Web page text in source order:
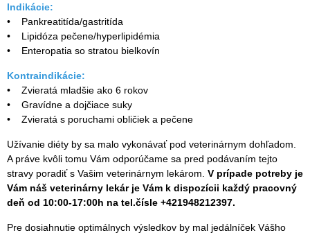
Indikácie:
• Pankreatitída/gastritída
• Lipidóza pečene/hyperlipidémia
• Enteropatia so stratou bielkovín
Kontraindikácie:
• Zvieratá mladšie ako 6 rokov
• Gravídne a dojčiace suky
• Zvieratá s poruchami obličiek a pečene
Užívanie diéty by sa malo vykonávať pod veterinárnym dohľadom.
A práve kvôli tomu Vám odporúčame sa pred podávaním tejto
stravy poradiť s Vašim veterinárnym lekárom. V prípade potreby je
Vám náš veterinárny lekár je Vám k dispozícii každý pracovný
deň od 10:00-17:00h na tel.čísle +421948212397.
Pre dosiahnutie optimálnych výsledkov by mal jedálníček Vášho